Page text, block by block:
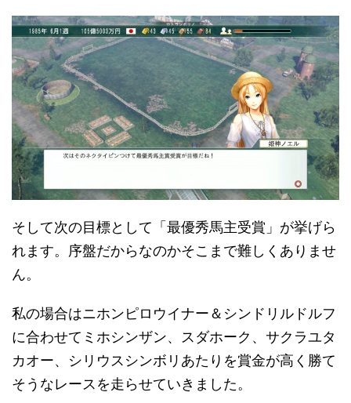
そして次の目標として「最優秀馬主受賞」が挙げら
れます。序盤だからなのかそこまで難しくありませ
ん。
私の場合はニホンピロウイナー＆シンドリルドルフ
に合わせてミホシンザン、スダホーク、サクラユタ
カオー、シリウスシンボリあたりを賞金が高く勝て
そうなレースを走らせていきました。